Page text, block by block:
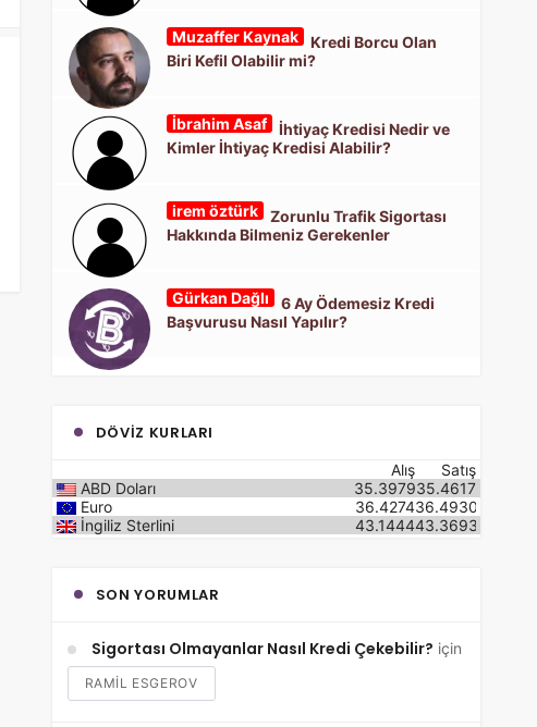
Muzaffer Kaynak
Kredi Borcu Olan
Biri Kefil Olabilir mi?
İbrahim Asaf
İhtiyaç Kredisi Nedir ve
Kimler İhtiyaç Kredisi Alabilir?
irem öztürk
Zorunlu Trafik Sigortası
Hakkında Bilmeniz Gerekenler
Gürkan Dağlı
6 Ay Ödemesiz Kredi
Başvurusu Nasıl Yapılır?
DÖVIZ KURLARI
Satış
Alış
ABD Doları
35.4617
35.3979
Euro
36.4930
36.4274
İngiliz Sterlini
43.3693
43.1444
SON YORUMLAR
Sigortası Olmayanlar Nasıl Kredi Çekebilir? için
RAMIL ESGEROV